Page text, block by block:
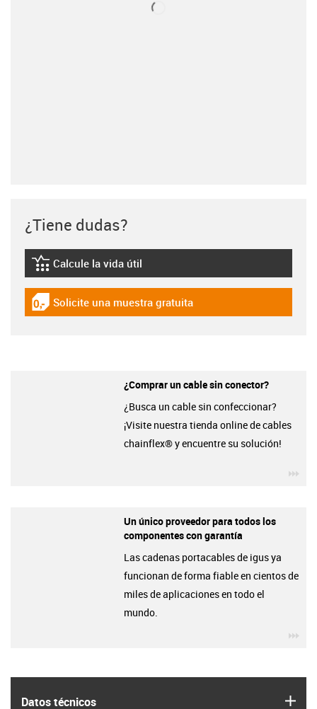
Datos técnicos
¿Tiene dudas?
igus-icon-lebensdauerrechner
Calcule la vida útil
igus-icon-gratismuster
Solicite una muestra gratuita
¿Comprar un cable sin conector?
¿Busca un cable sin confeccionar?
¡Visite nuestra tienda online de cables
chainflex® y encuentre su solución!
Un único proveedor para todos los
componentes con garantía
Las cadenas portacables de igus ya
funcionan de forma fiable en cientos de
miles de aplicaciones en todo el
mundo.